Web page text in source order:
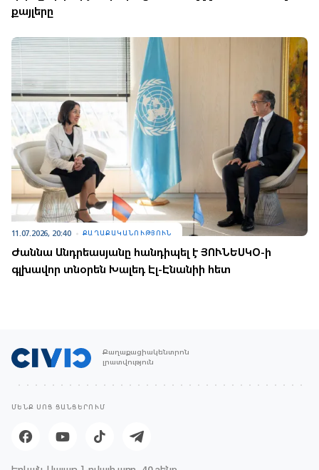
քայլերը
11.07.2026, 20:40 ՔԱՂԱՔԱԿԱՆՈՒԹՅՈՒՆ
Ժաննա Անդրեասյանը հանդիպել է ՅՈՒՆԵՍԿՕ-ի
գլխավոր տնօրեն Խալեդ Էլ-Էնանիի հետ
Քաղաքացիակենտրոն
լրատվություն
ՄԵՆՔ ՍՈՑ ՑԱՆՑԵՐՈՒՄ